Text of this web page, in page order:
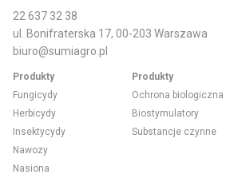
21 dni w uprawach
burak ćwikłowy, pietruszka czy
Czym można mieszać
CORTINA z innymi
Środek grzybobójczy CORTINA
programów ochrony zakładających
przemienne z fungicydami o
działania
. Ponadto fungicyd
NABANA 250 SC, która w mieszance
22 637 32 38
ul. Bonifraterska 17, 00-203 Warszawa
biuro@sumiagro.pl
Produkty
Fungicydy
Herbicydy
Insektycydy
Nawozy
Nasiona
Produkty
Ochrona biologiczna
Biostymulatory
Substancje czynne